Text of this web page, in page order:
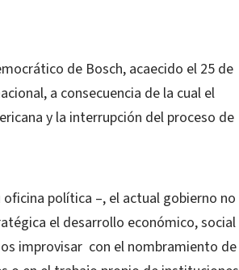
de Bosch, acaecido el 25 de
a consecuencia de la cual el
y la interrupción del proceso de
política –, el actual gobierno no
el desarrollo económico, social
improvisar con el nombramiento de